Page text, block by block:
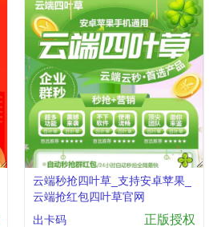
云端秒抢四叶草_支持安卓苹果_
云端抢红包四叶草官网
出卡码
正版授权